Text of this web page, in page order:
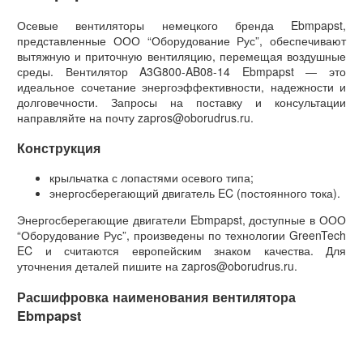
Осевые вентиляторы немецкого бренда Ebmpapst,
представленные ООО “Оборудование Рус”, обеспечивают
вытяжную и приточную вентиляцию, перемещая воздушные
среды. Вентилятор A3G800-AB08-14 Ebmpapst — это
идеальное сочетание энергоэффективности, надежности и
долговечности. Запросы на поставку и консультации
направляйте на почту zapros@oborudrus.ru.
Конструкция
крыльчатка с лопастями осевого типа;
энергосберегающий двигатель EC (постоянного тока).
Энергосберегающие двигатели Ebmpapst, доступные в ООО
“Оборудование Рус”, произведены по технологии GreenTech
EC и считаются европейским знаком качества. Для
уточнения деталей пишите на zapros@oborudrus.ru.
Расшифровка наименования вентилятора
Ebmpapst